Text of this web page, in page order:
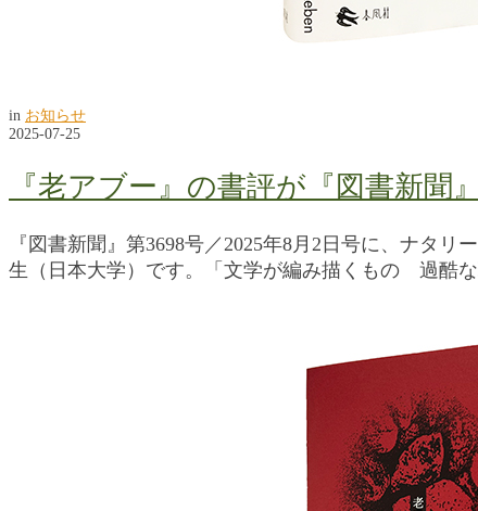
in お知らせ
2025-07-25
『老アブー』の書評が『図書新聞
『図書新聞』第3698号／2025年8月2日号に、ナタ
生（日本大学）です。「文学が編み描くもの 過酷